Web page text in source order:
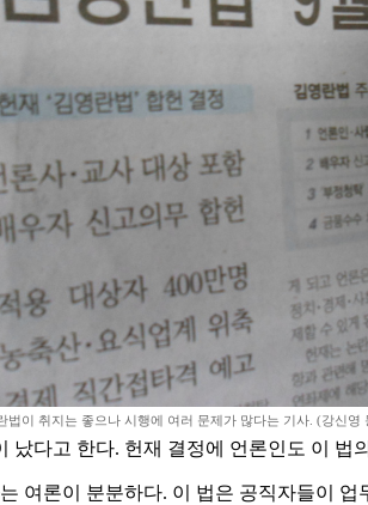
법이 취지는 좋으나 시행에 여러 문제가 많다는 기사. (강신영
다고 한다. 헌재 결정에 언론인도 이 법
여론이 분분하다. 이 법은 공직자들이